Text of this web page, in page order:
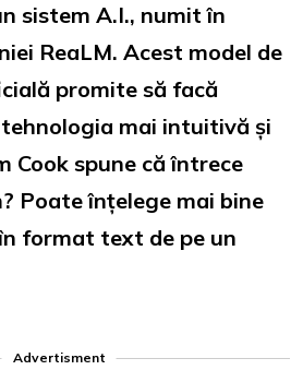
sistem A.I., numit în
ReaLM. Acest model de
promite să facă
mai intuitivă și
Cook spune că întrece
Poate înțelege mai bine
format text de pe un
Advertisment